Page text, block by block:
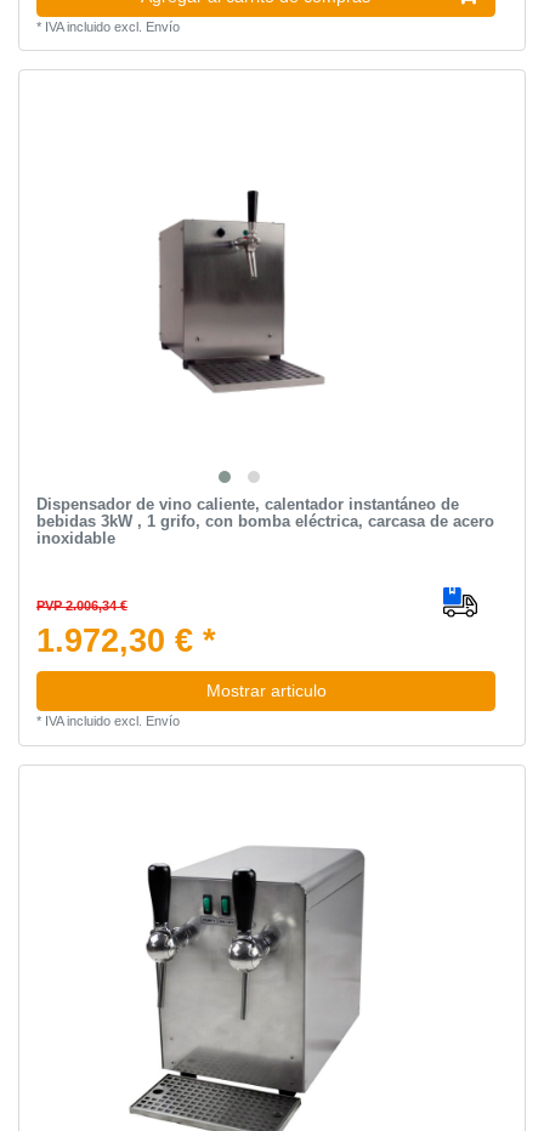
* IVA incluidoexcl. Envío
Dispensador de vino caliente, calentador instantáneo de
bebidas 3kW , 1 grifo, con bomba eléctrica, carcasa de acero
inoxidable
PVP 2.006,34 €
1.972,30 € *
Mostrar articulo
* IVA incluidoexcl. Envío